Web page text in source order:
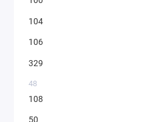
104
106
329
48
108
50